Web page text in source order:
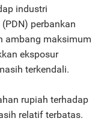
industri
perbankan
ambang maksimum
eksposur
terkendali.
rupiah terhadap
relatif terbatas.